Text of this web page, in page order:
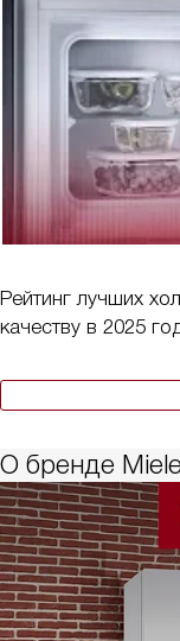
Рейтинг лучших
качеству в 2025
О бренде Miele